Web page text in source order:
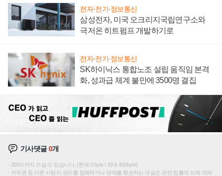
전자·전기·정보통신
삼성전자, 미국 오크리지국립연구소와
극저온 히트펌프 개발하기로
전자·전기·정보통신
SK하이닉스 통합노조 설립 움직임 본격
화, 성과급 체계 불만에 3500명 결집
기사댓글0개
200자까지 쓰실 수 있습니다. (현재 0 byte / 최대 400byte)
저작권 등 다른 사람의 권리를 침해하거나 명예를 훼손하는 댓글은 관련 법률에 의해 제재